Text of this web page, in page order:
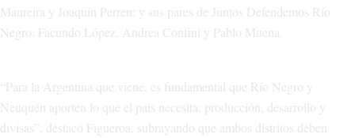
Maureira y Joaquín Perren; y sus pares de Juntos Defendemos Río
Negro: Facundo López, Andrea Confini y Pablo Muena.
“Para la Argentina que viene, es fundamental que Río Negro y
Neuquén aporten lo que el país necesita: producción, desarrollo y
divisas”, destacó Figueroa, subrayando que ambos distritos deben